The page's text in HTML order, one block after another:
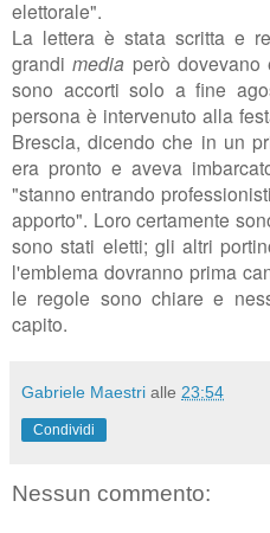
elettorale".
La lettera è stata scritta e
grandimedia però dovevano
sono accorti solo a fine
persona è intervenuto alla
Brescia, dicendo che in un
era pronto e aveva
"stanno entrando
apporto". Loro certamente
sono stati eletti; gli altri
l'emblema dovranno prima
le regole sono chiare e
capito.
Gabriele Maestri alle 23:54
Condividi
Nessun commento: